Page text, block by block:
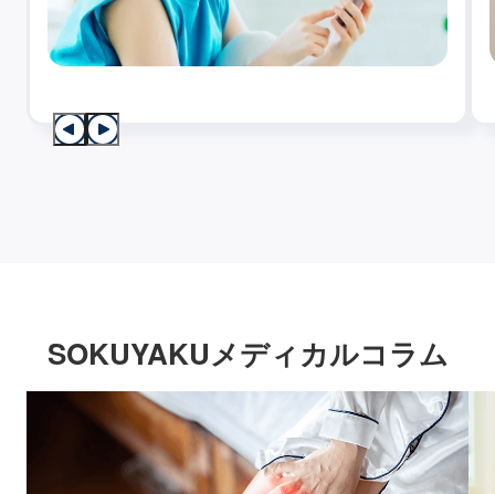
SOKUYAKUメディカルコラム